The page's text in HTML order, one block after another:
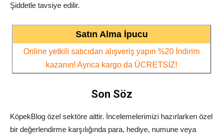
Şiddetle tavsiye edilir.
Satın Alma İpucu
Online yetkili satıcıdan alışveriş yapın %20 İndirim
kazanın! Ayrıca kargo da ÜCRETSİZ!
Son Söz
KöpekBlog özel sektöre aittir. İncelemelerimizi hazırlarken özel
bir değerlendirme karşılığında para, hediye, numune veya